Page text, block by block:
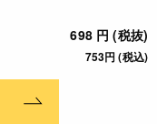
698 円 (税抜)
753円 (税込)